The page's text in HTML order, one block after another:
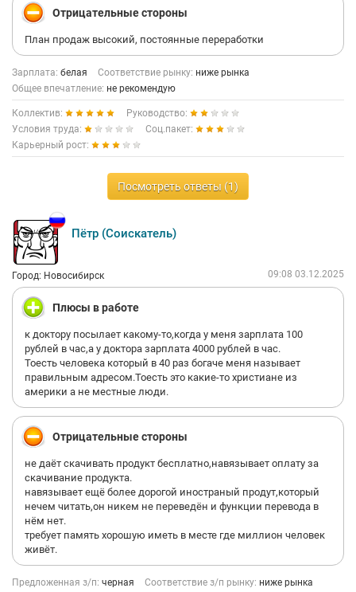
Отрицательные стороны
План продаж высокий, постоянные переработки
Зарплата: белая Соответствие рынку: ниже рынка
Общее впечатление: не рекомендую
Коллектив:
Руководство:
Условия труда:
Соц.пакет:
Карьерный рост:
Посмотреть ответы (1)
Пётр (Соискатель)
Город: Новосибирск 09:08 03.12.2025
Плюсы в работе
к доктору посылает какому-то,когда у меня зарплата 100
рублей в час,а у доктора зарплата 4000 рублей в час.
Тоесть человека который в 40 раз богаче меня называет
правильным адресом.Тоесть это какие-то христиане из
америки а не местные люди.
Отрицательные стороны
не даёт скачивать продукт бесплатно,навязывает оплату за
скачивание продукта.
навязывает ещё более дорогой иностраный продут,который
нечем читать,он никем не переведён и функции перевода в
нём нет.
требует память хорошую иметь в месте где миллион человек
живёт.
Предложенная з/п: черная Соответствие з/п рынку: ниже рынка